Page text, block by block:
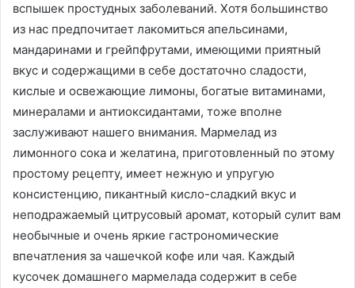
вспышек простудных заболеваний. Хотя большинство
из нас предпочитает лакомиться апельсинами,
мандаринами и грейпфрутами, имеющими приятный
вкус и содержащими в себе достаточно сладости,
кислые и освежающие лимоны, богатые витаминами,
минералами и антиоксидантами, тоже вполне
заслуживают нашего внимания. Мармелад из
лимонного сока и желатина, приготовленный по этому
простому рецепту, имеет нежную и упругую
консистенцию, пикантный кисло-сладкий вкус и
неподражаемый цитрусовый аромат, который сулит вам
необычные и очень яркие гастрономические
впечатления за чашечкой кофе или чая. Каждый
кусочек домашнего мармелада содержит в себе